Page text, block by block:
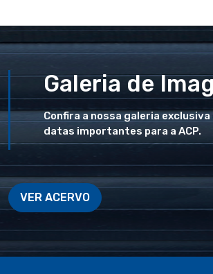
Galeria de
Confira a nossa galeria
datas importantes para a ACP.
VER ACERVO